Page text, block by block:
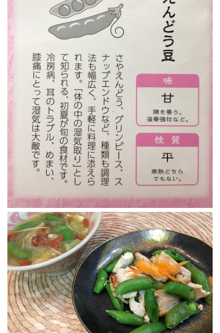
« 7月
アーカイブ
2026年7月
2026年6月
2026年4月
2026年2月
2025年12月
2025年10月
2025年8月
2025年5月
2025年3月
2025年1月
2024年12月
2024年10月
2024年9月
2024年8月
2024年6月
2024年5月
2024年4月
2024年3月
2024年1月
2023年12月
2023年11月
2023年10月